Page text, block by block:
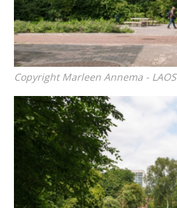
Copyright Marleen Annema - LAOS